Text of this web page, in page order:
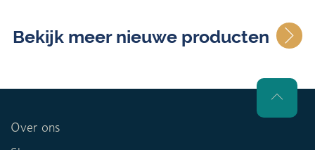
Bekijk meer nieuwe producten
Over ons